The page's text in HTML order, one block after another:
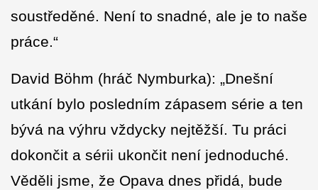
soustředěné. Není to snadné, ale je to naše
práce.“
David Böhm (hráč Nymburka): „Dnešní
utkání bylo posledním zápasem série a ten
bývá na výhru vždycky nejtěžší. Tu práci
dokončit a sérii ukončit není jednoduché.
Věděli jsme, že Opava dnes přidá, bude